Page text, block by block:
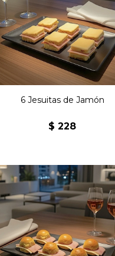
Seis clásicos jesuitas
rellenos de jamón con
manteca.
6 Jesuitas de Jamón
$ 228
Seis pebetes con jamón,
queso y manteca.